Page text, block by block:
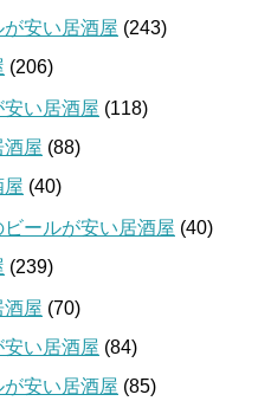
安い居酒屋 (243)
(206)
い居酒屋 (118)
屋 (88)
屋 (40)
ールが安い居酒屋 (40)
(239)
屋 (70)
い居酒屋 (84)
安い居酒屋 (85)